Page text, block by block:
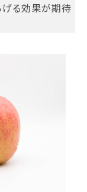
げる効果が期待